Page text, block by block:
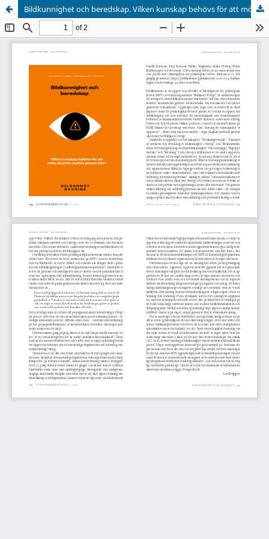
Bildkunnighet och beredskap. Vilken kunskap behövs för att möta desinformation genom bild? Karlstad 2026